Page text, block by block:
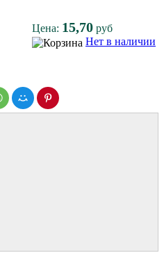
Цена: 15,70 руб
Нет в наличии